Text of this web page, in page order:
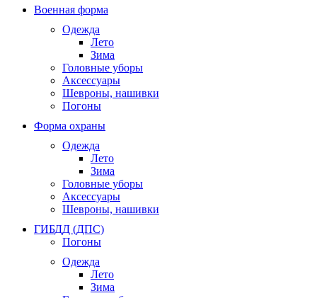
Военная форма
Одежда
Лето
Зима
Головные уборы
Аксессуары
Шевроны, нашивки
Погоны
Форма охраны
Одежда
Лето
Зима
Головные уборы
Аксессуары
Шевроны, нашивки
ГИБДД (ДПС)
Погоны
Одежда
Лето
Зима